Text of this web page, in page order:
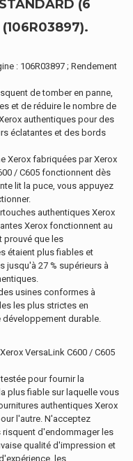
(6
: 106R03897 ; Rendement
de tomber en panne,
et de réduire le nombre de
authentiques pour des
éclatantes et des bords
Xerox fabriquées par Xerox
/ C605 fonctionnent dès
lit la puce, vous appuyez
authentiques Xerox
Xerox fonctionnent au
prouvé que les
étaient plus fiables et
jusqu'à 27 % supérieurs à
usines conformes à
les plus strictes en
développement durable.
VersaLink C600 / C605
pour fournir la
plus fiable sur laquelle vous
authentiques Xerox
l'autre. N'acceptez
d'endommager les
qualité d'impression et
les